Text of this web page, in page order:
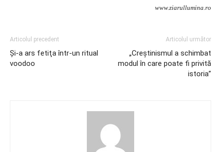
www.ziarullumina.ro
Articolul precedent
Şi-a ars fetiţa într-un ritual
voodoo
Articolul următor
„Creştinismul a schimbat
modul în care poate fi privită
istoria”